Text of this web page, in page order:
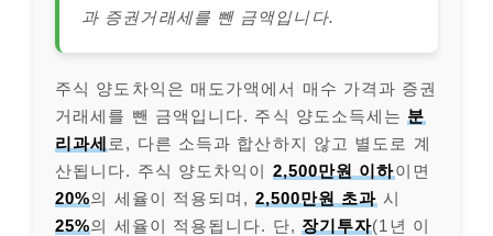
과 증권거래세를 뺀 금액입니다.
주식 양도차익은 매도가액에서 매수 가격과 증권
거래세를 뺀 금액입니다. 주식 양도소득세는 분
리과세 로, 다른 소득과 합산하지 않고 별도로 계
산됩니다. 주식 양도차익이 2,500만원 이하이면
20%의 세율이 적용되며, 2,500만원 초과 시
25%의 세율이 적용됩니다. 단, 장기투자(1년 이